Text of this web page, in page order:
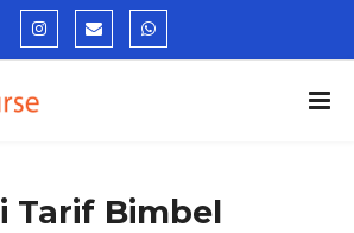
Tarif Bimbel